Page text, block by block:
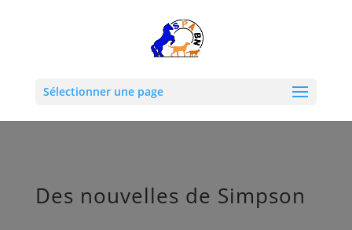
Sélectionner une page
Des nouvelles de Simpson